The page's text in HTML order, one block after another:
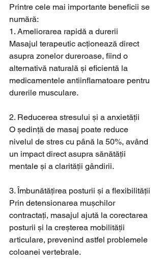
Printre cele mai importante beneficii se
numără:
1. Ameliorarea rapidă a durerii
Masajul terapeutic acționează direct
asupra zonelor dureroase, fiind o
alternativă naturală și eficientă la
medicamentele antiinflamatoare pentru
durerile musculare.
2. Reducerea stresului și a anxietății
O ședință de masaj poate reduce
nivelul de stres cu până la 50%, având
un impact direct asupra sănătății
mentale și a clarității gândirii.
3. Îmbunătățirea posturii și a flexibilității
Prin detensionarea mușchilor
contractați, masajul ajută la corectarea
posturii și la creșterea mobilității
articulare, prevenind astfel problemele
coloanei vertebrale.